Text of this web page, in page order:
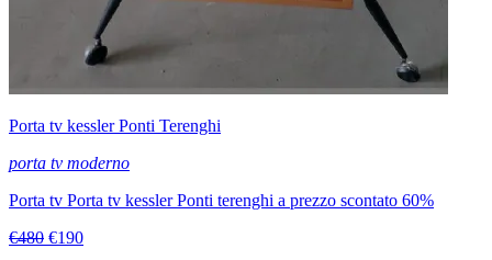
Porta tv kessler Ponti Terenghi
porta tv moderno
Porta tv Porta tv kessler Ponti terenghi a prezzo scontato 60%
€480 €190